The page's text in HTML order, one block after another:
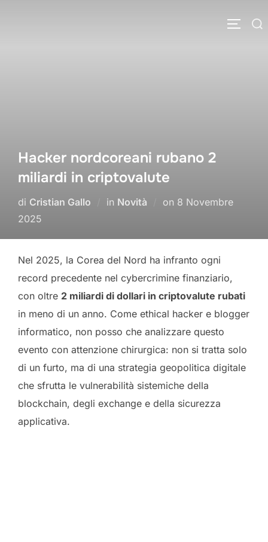
Cerca APRI/
Hacker nordcoreani rubano 2
miliardi in criptovalute
di Cristian Gallo in Novità on Pubblicato
8 Novembre
2025
Nel 2025, la Corea del Nord ha infranto ogni
record precedente nel cybercrimine finanziario,
con oltre 2 miliardi di dollari in criptovalute rubati
in meno di un anno. Come ethical hacker e blogger
informatico, non posso che analizzare questo
evento con attenzione chirurgica: non si tratta solo
di un furto, ma di una strategia geopolitica digitale
che sfrutta le vulnerabilità sistemiche della
blockchain, degli exchange e della sicurezza
applicativa.